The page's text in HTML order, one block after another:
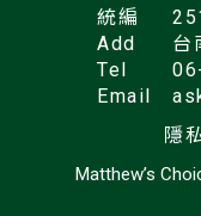
統編
Add
台
Tel
Email
隱
Matthew’s